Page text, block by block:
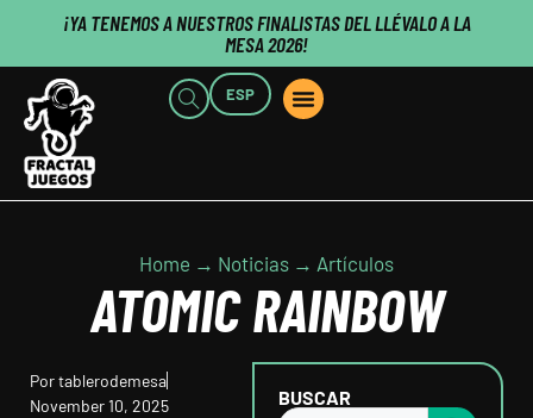
¡YA TENEMOS A NUESTROS FINALISTAS DEL LLÉVALO A LA
MESA 2026!
ESP
Home → Noticias → Artículos
ATOMIC RAINBOW
Portablerodemesa
November 10, 2025
BUSCAR